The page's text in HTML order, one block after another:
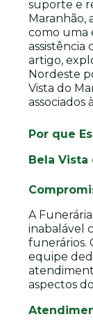
suporte e
Maranhão,
como uma
assistência
artigo,
Nordeste
Vista do
Por que
Bela Vista
A
inabalável
funerários.
equipe
aspectos